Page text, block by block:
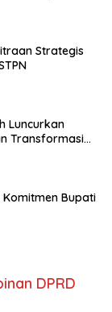
Strategis
Luncurkan
Transformasi
Komitmen Bupati
DPRD